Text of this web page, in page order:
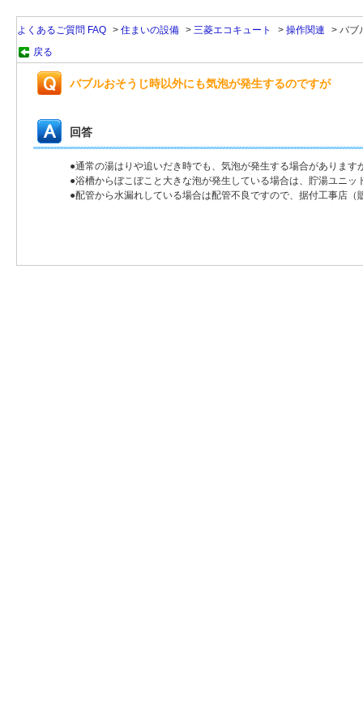
よくあるご質問 FAQ > 住まいの設備 > 三菱エコキュート > 操作関連 > バブ
戻る
バブルおそうじ時以外にも気泡が発生するのですが
回答
●通常の湯はりや追いだき時でも、気泡が発生する場合がありま
●浴槽からぼこぼこと大きな泡が発生している場合は、貯湯ユニ
●配管から水漏れしている場合は配管不良ですので、据付工事店（